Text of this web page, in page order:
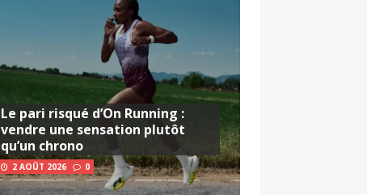
Le pari risqué d’On Running :
vendre une sensation plutôt
qu’un chrono
2 AOÛT 2026 0